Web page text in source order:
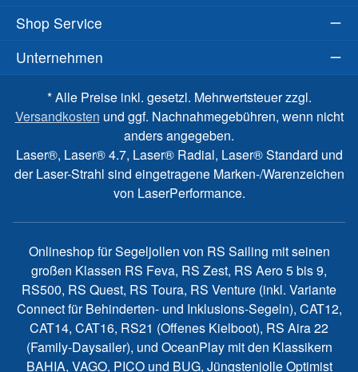
Shop Service
Unternehmen
* Alle Preise inkl. gesetzl. Mehrwertsteuer zzgl.
Versandkosten und ggf. Nachnahmegebühren, wenn nicht
anders angegeben.
Laser®, Laser® 4.7, Laser® Radial, Laser® Standard und
der Laser-Strahl sind eingetragene Marken-/Warenzeichen
von LaserPerformance.
Onlineshop für Segeljollen von RS Sailing mit seinen
großen Klassen RS Feva, RS Zest, RS Aero 5 bis 9,
RS500, RS Quest, RS Toura, RS Venture (inkl. Variante
Connect für Behinderten- und Inklusions-Segeln), CAT12,
CAT14, CAT16, RS21 (Offenes Kielboot), RS Aira 22
(Family-Daysailer), und OceanPlay mit den Klassikern
BAHIA, VAGO, PICO und BUG, Jüngstenjolle Optimist